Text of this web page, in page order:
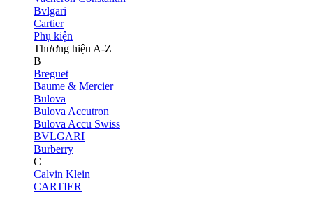
Bvlgari
Cartier
Phụ kiện
Thương hiệu A-Z
B
Breguet
Baume & Mercier
Bulova
Bulova Accutron
Bulova Accu Swiss
BVLGARI
Burberry
C
Calvin Klein
CARTIER